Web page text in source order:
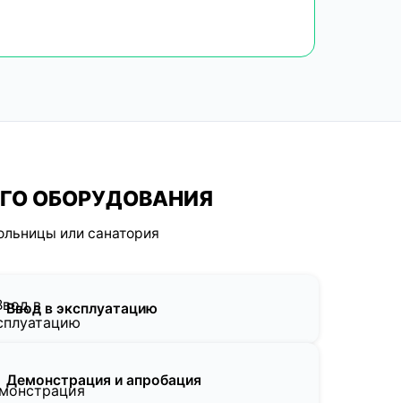
ОБОРУДОВАНИЯ
или санатория
Ввод в эксплуатацию
Демонстрация и апробация